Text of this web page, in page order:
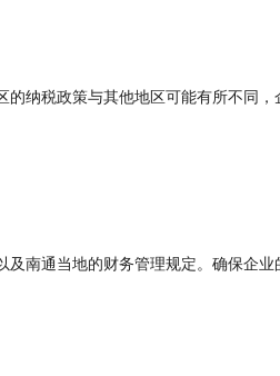
税政策与其他地区可能有所不同，
通当地的财务管理规定。确保企业